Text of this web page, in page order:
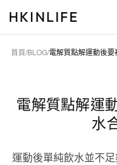
HKINLIFE
首頁/BLOG/電解質點解運動後要
電解質點解運
水
運動後單純飲水並不